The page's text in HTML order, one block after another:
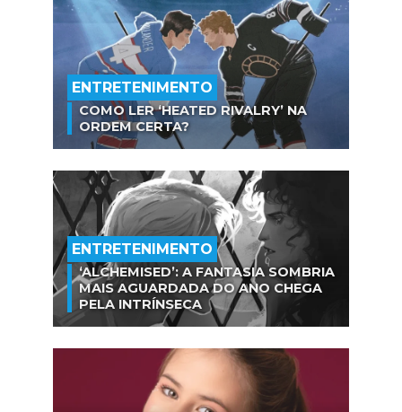
ENTRETENIMENTO
COMO LER ‘HEATED RIVALRY’ NA
ORDEM CERTA?
ENTRETENIMENTO
‘ALCHEMISED’: A FANTASIA SOMBRIA
MAIS AGUARDADA DO ANO CHEGA
PELA INTRÍNSECA